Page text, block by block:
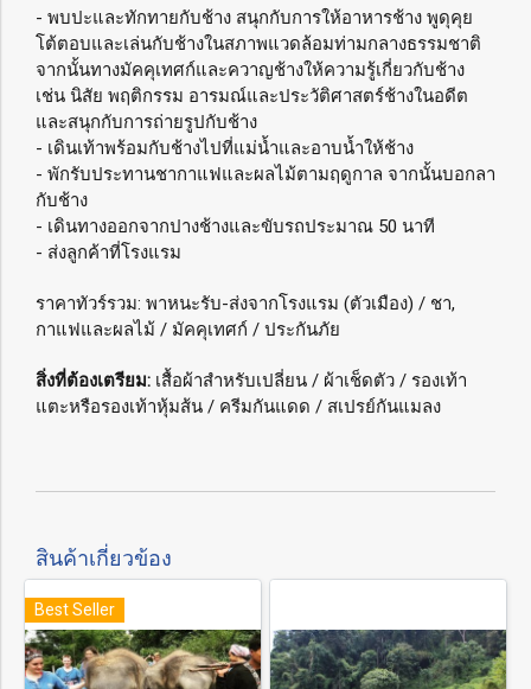
- พบปะและทักทายกับช้าง สนุกกับการให้อาหารช้าง พูดุคุย
โต้ตอบและเล่นกับช้างในสภาพแวดล้อมท่ามกลางธรรมชาติ
จากนั้นทางมัคคุเทศก์และควาญช้างให้ความรู้เกี่ยวกับช้าง
เช่น นิสัย พฤติกรรม อารมณ์และประวัติศาสตร์ช้างในอดีต
และสนุกกับการถ่ายรูปกับช้าง
- เดินเท้าพร้อมกับช้างไปที่แม่น้ำและอาบน้ำให้ช้าง
- พักรับประทานชากาแฟและผลไม้ตามฤดูกาล จากนั้นบอกลา
กับช้าง
- เดินทางออกจากปางช้างและขับรถประมาณ 50 นาที
- ส่งลูกค้าที่โรงแรม
ราคาทัวร์รวม: พาหนะรับ-ส่งจากโรงแรม (ตัวเมือง) / ชา,
กาแฟและผลไม้ / มัคคุเทศก์ / ประกันภัย
สิ่งที่ต้องเตรียม: เสื้อผ้าสำหรับเปลี่ยน / ผ้าเช็ดตัว / รองเท้า
แตะหรือรองเท้าหุ้มส้น / ครีมกันแดด / สเปรย์กันแมลง
สินค้าเกี่ยวข้อง
Best Seller